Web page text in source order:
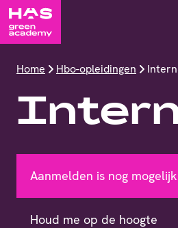
Home Hbo-opleidingen
Aanmelden is nog mogelijk
Houd me op de hoogte